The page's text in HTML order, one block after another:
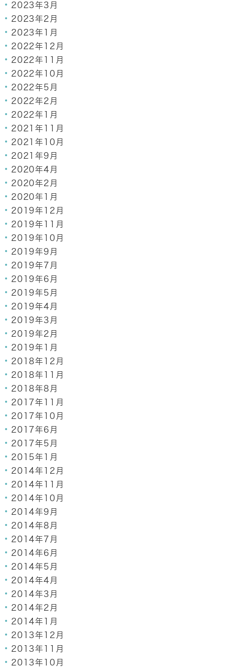
2023年3月
2023年2月
2023年1月
2022年12月
2022年11月
2022年10月
2022年5月
2022年2月
2022年1月
2021年11月
2021年10月
2021年9月
2020年4月
2020年2月
2020年1月
2019年12月
2019年11月
2019年10月
2019年9月
2019年7月
2019年6月
2019年5月
2019年4月
2019年3月
2019年2月
2019年1月
2018年12月
2018年11月
2018年8月
2017年11月
2017年10月
2017年6月
2017年5月
2015年1月
2014年12月
2014年11月
2014年10月
2014年9月
2014年8月
2014年7月
2014年6月
2014年5月
2014年4月
2014年3月
2014年2月
2014年1月
2013年12月
2013年11月
2013年10月